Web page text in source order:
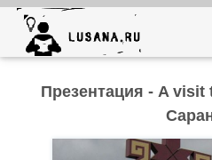
Презентация - A visit